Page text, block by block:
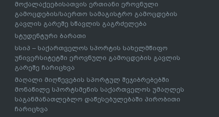
მოქალაქეებისათვის ერთიანი ეროვნული
გამოცდების/საერთო სამაგისტრო გამოცდების
გავლის გარეშე სწავლის გაგრძელება
სტუდენტური ბარათი
სსიპ – საქართველოს სპორტის სახელმწიფო
უნივერსიტეტში ეროვნული გამოცდების გავლის
გარეშე ჩარიცხვა
მაღალი მიღწევების სპორტულ შეჯიბრებებში
მონაწილე სპორტსმენის საქართველოს უმაღლეს
საგანმანათლებლო დაწესებულებაში პირობითი
ჩარიცხვა